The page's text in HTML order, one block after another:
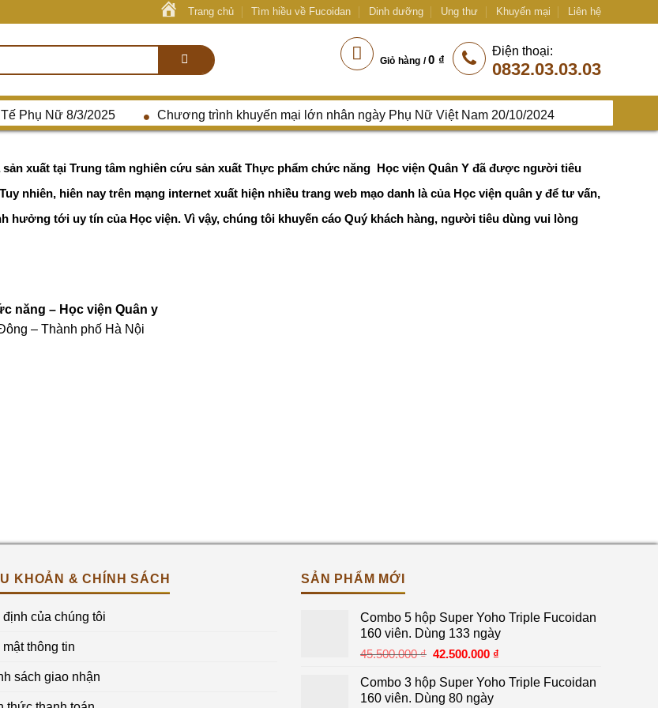
Trang chủ Tìm hiều về Fucoidan Dinh dưỡng Ung thư Khuyến mại Liên hệ
Giỏ hàng /0 ₫
Điện thoại:
0832.03.03.03
Phụ Nữ 8/3/2025 Chương trình khuyến mại lớn nhân ngày Phụ Nữ Việt Nam 20/10/2024
xuất tại Trung tâm nghiên cứu sản xuất Thực phẩm chức năng Học viện Quân Y đã được người tiêu
nhiên, hiên nay trên mạng internet xuất hiện nhiều trang web mạo danh là của Học viện quân y để tư vấn,
hưởng tới uy tín của Học viện. Vì vậy, chúng tôi khuyến cáo Quý khách hàng, người tiêu dùng vui lòng
năng – Học viện Quân y
– Thành phố Hà Nội
KHOẢN & CHÍNH SÁCH
định của chúng tôi
mật thông tin
sách giao nhận
SẢN PHẨM MỚI
Combo 5 hộp Super Yoho Triple Fucoidan
160 viên. Dùng 133 ngày
45.500.000₫ Giá
là:
45.500.000 ₫.
42.500.000 ₫
tại
Combo 3 hộp Super Yoho Triple Fucoidan
160 viên. Dùng 80 ngày